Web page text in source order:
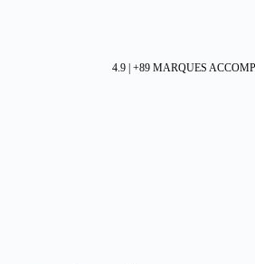
4.9 | +89 MARQUES